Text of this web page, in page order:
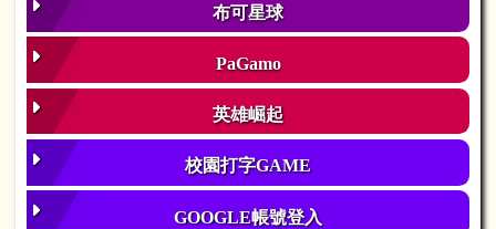
布可星球
PaGamo
英雄崛起
校園打字GAME
GOOGLE帳號登入